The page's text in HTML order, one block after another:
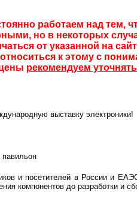
работаем над тем,
но в некоторых
от указанной на
к этому с
рекомендуем
выставку электроники!
и посетителей в России и
компонентов до разработки и